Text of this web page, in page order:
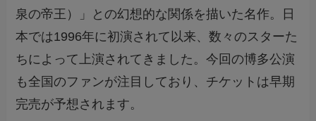
泉の帝王）」との幻想的な関係を描いた名作。日
本では1996年に初演されて以来、数々のスターた
ちによって上演されてきました。今回の博多公演
も全国のファンが注目しており、チケットは早期
完売が予想されます。